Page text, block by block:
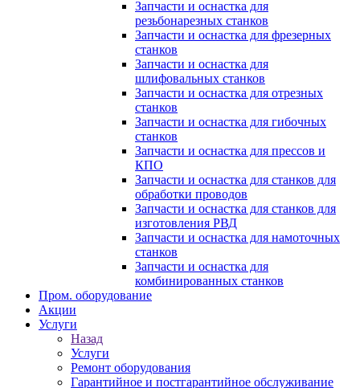
Запчасти и оснастка для
резьбонарезных станков
Запчасти и оснастка для фрезерных
станков
Запчасти и оснастка для
шлифовальных станков
Запчасти и оснастка для отрезных
станков
Запчасти и оснастка для гибочных
станков
Запчасти и оснастка для прессов и
КПО
Запчасти и оснастка для станков для
обработки проводов
Запчасти и оснастка для станков для
изготовления РВД
Запчасти и оснастка для намоточных
станков
Запчасти и оснастка для
комбинированных станков
Пром. оборудование
Акции
Услуги
Назад
Услуги
Ремонт оборудования
Гарантийное и постгарантийное обслуживание